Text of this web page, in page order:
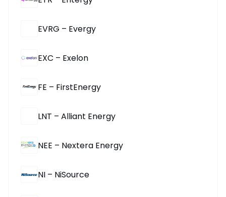
EVRG – Evergy
EXC – Exelon
FE – FirstEnergy
LNT – Alliant Energy
NEE – Nextera Energy
NI – NiSource